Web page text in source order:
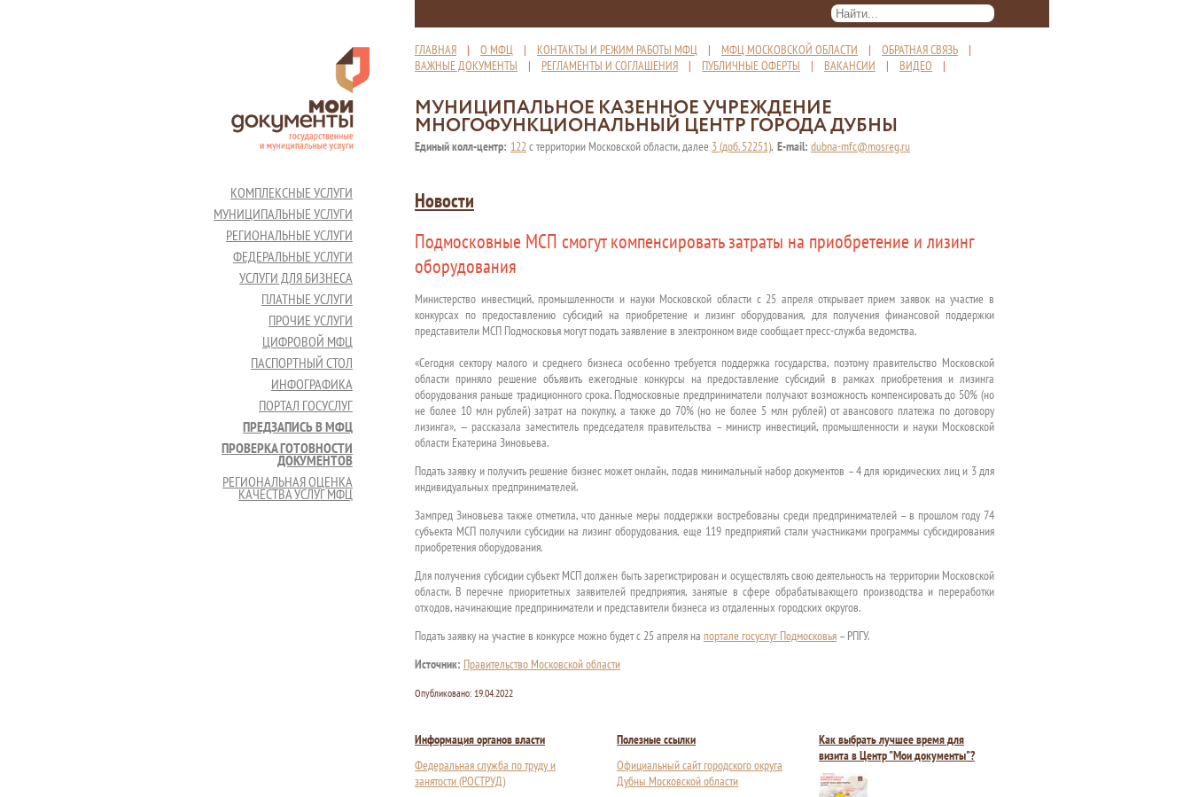
ГЛАВНАЯ | О МФЦ | КОНТАКТЫ И РЕЖИМ РАБОТЫ МФЦ | МФЦ МОСКОВСКОЙ ОБЛАСТИ | ОБРАТНАЯ СВЯЗЬ |
ВАЖНЫЕ ДОКУМЕНТЫ | РЕГЛАМЕНТЫ И СОГЛАШЕНИЯ | ПУБЛИЧНЫЕ ОФЕРТЫ | ВАКАНСИИ | ВИДЕО |
МУНИЦИПАЛЬНОЕ КАЗЕННОЕ УЧРЕЖДЕНИЕ
МНОГОФУНКЦИОНАЛЬНЫЙ ЦЕНТР ГОРОДА ДУБНЫ
Единый колл-центр: 122с территории Московской области, далее 3 (доб. 52251), E-mail: dubna-mfc@mosreg.ru
КОМПЛЕКСНЫЕ УСЛУГИ
МУНИЦИПАЛЬНЫЕ УСЛУГИ
РЕГИОНАЛЬНЫЕ УСЛУГИ
ФЕДЕРАЛЬНЫЕ УСЛУГИ
УСЛУГИ ДЛЯ БИЗНЕСА
ПЛАТНЫЕ УСЛУГИ
ПРОЧИЕ УСЛУГИ
ЦИФРОВОЙ МФЦ
ПАСПОРТНЫЙ СТОЛ
ИНФОГРАФИКА
ПОРТАЛ ГОСУСЛУГ
ПРЕДЗАПИСЬ В МФЦ
ПРОВЕРКА ГОТОВНОСТИ
ДОКУМЕНТОВ
РЕГИОНАЛЬНАЯ ОЦЕНКА
КАЧЕСТВА УСЛУГ МФЦ
Новости
Подмосковные МСП смогут компенсировать затраты на приобретение и лизинг
оборудования
Министерство инвестиций, промышленности и науки Московской области с 25 апреля открывает прием заявок на участие в
конкурсах по предоставлению субсидий на приобретение и лизинг оборудования, для получения финансовой поддержки
представители МСП Подмосковья могут подать заявление в электронном виде сообщает пресс-служба ведомства.
«Сегодня сектору малого и среднего бизнеса особенно требуется поддержка государства, поэтому правительство Московской
области приняло решение объявить ежегодные конкурсы на предоставление субсидий в рамках приобретения и лизинга
оборудования раньше традиционного срока. Подмосковные предприниматели получают возможность компенсировать до 50% (но
не более 10 млн рублей) затрат на покупку, а также до 70% (но не более 5 млн рублей) от авансового платежа по договору
лизинга», — рассказала заместитель председателя правительства – министр инвестиций, промышленности и науки Московской
области Екатерина Зиновьева.
Подать заявку и получить решение бизнес может онлайн, подав минимальный набор документов – 4 для юридических лиц и 3 для
индивидуальных предпринимателей.
Зампред Зиновьева также отметила, что данные меры поддержки востребованы среди предпринимателей – в прошлом году 74
субъекта МСП получили субсидии на лизинг оборудования, еще 119 предприятий стали участниками программы субсидирования
приобретения оборудования.
Для получения субсидии субъект МСП должен быть зарегистрирован и осуществлять свою деятельность на территории Московской
области. В перечне приоритетных заявителей предприятия, занятые в сфере обрабатывающего производства и переработки
отходов, начинающие предприниматели и представители бизнеса из отдаленных городских округов.
Подать заявку на участие в конкурсе можно будет с 25 апреля на портале госуслуг Подмосковья – РПГУ.
Источник: Правительство Московской области
Опубликовано: 19.04.2022
Информация органов власти
Федеральная служба по труду и
занятости (РОСТРУД)
Полезные ссылки
Официальный сайт городского округа
Дубны Московской области
Как выбрать лучшее время для
визита в Центр "Мои документы"?